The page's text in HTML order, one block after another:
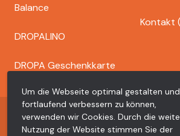
Balance
DROPALINO
DROPA Geschenkkarte
Kontakt
Copyright © 2026 Dr. Bähler Dropa AG
Um die Webseite optimal gestalten und
fortlaufend verbessern zu können,
verwenden wir Cookies. Durch die
Nutzung der Website stimmen Sie der